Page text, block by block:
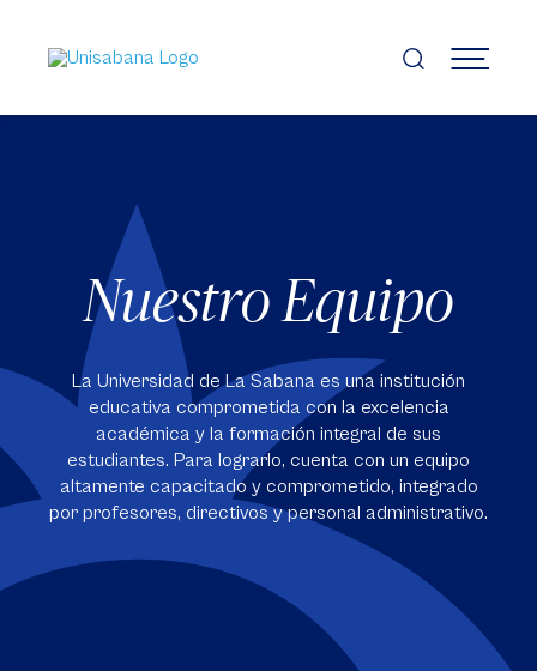
contenido
principal
MENÚ
Nuestro Equipo
La Universidad de La Sabana es una institución
educativa comprometida con la excelencia
académica y la formación integral de sus
estudiantes. Para lograrlo, cuenta con un equipo
altamente capacitado y comprometido, integrado
por profesores, directivos y personal administrativo.